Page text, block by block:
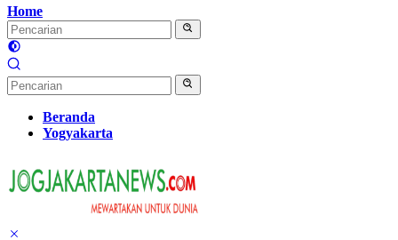
Home
Beranda
Yogyakarta